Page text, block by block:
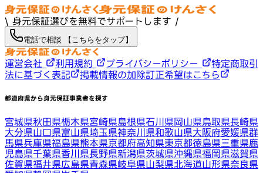
\ 身元保証選びを無料でサポートします /
電話で相談 【こちらをタップ】
運営会社 利用規約 プライバシーポリシー
特定商取引
法に基づく表記
掲載情報の加除訂正希望はこちら
都道府県から身元保証事業者を探す
宮城県秋田県栃木県宮崎県島根県石川県岡山県鳥取県長崎県
大分県山口県富山県埼玉県神奈川県和歌山県大阪府愛媛県群
馬県兵庫県福島県熊本県京都府高知県東京都徳島県三重県鹿
児島県千葉県香川県長野県新潟県茨城県沖縄県福岡県滋賀県
佐賀県福井県広島県青森県岐阜県山梨県北海道山形県奈良県